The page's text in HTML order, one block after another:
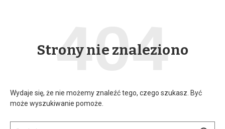
Strony nie znaleziono
Wydaje się, że nie możemy znaleźć tego, czego szukasz. Być
może wyszukiwanie pomoże.